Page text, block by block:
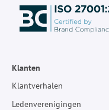
Klanten
Klantverhalen
Ledenverenigingen